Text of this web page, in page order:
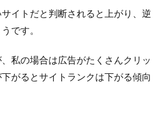
イトだと判断されると上がり、逆
です。
私の場合は広告がたくさんクリッ
がるとサイトランクは下がる傾向